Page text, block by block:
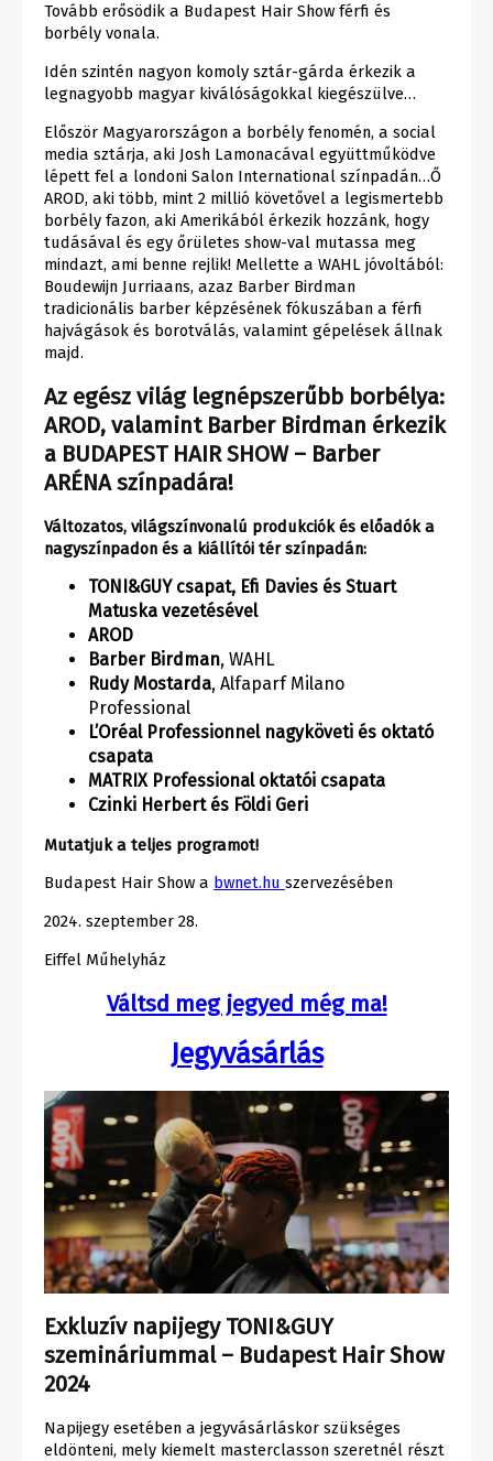
Tovább erősödik a Budapest Hair Show férfi és
borbély vonala.
Idén szintén nagyon komoly sztár-gárda érkezik a
legnagyobb magyar kiválóságokkal kiegészülve…
Először Magyarországon a borbély fenomén, a social
media sztárja, aki Josh Lamonacával együttműködve
lépett fel a londoni Salon International színpadán…Ő
AROD, aki több, mint 2 millió követővel a legismertebb
borbély fazon, aki Amerikából érkezik hozzánk, hogy
tudásával és egy őrületes show-val mutassa meg
mindazt, ami benne rejlik! Mellette a WAHL jóvoltából:
Boudewijn Jurriaans, azaz Barber Birdman
tradicionális barber képzésének fókuszában a férfi
hajvágások és borotválás, valamint gépelések állnak
majd.
Az egész világ legnépszerűbb borbélya:
AROD, valamint Barber Birdman érkezik
a BUDAPEST HAIR SHOW – Barber
ARÉNA színpadára!
Változatos, világszínvonalú produkciók és előadók a
nagyszínpadon és a kiállítói tér színpadán:
TONI&GUY csapat, Efi Davies és Stuart
Matuska vezetésével
AROD
Barber Birdman, WAHL
Rudy Mostarda, Alfaparf Milano
Professional
L’Oréal Professionnel nagyköveti és oktató
csapata
MATRIX Professional oktatói csapata
Czinki Herbert és Földi Geri
Mutatjuk a teljes programot!
Budapest Hair Show a bwnet.hu szervezésében
2024. szeptember 28.
Eiffel Műhelyház
Váltsd meg jegyed még ma!
Jegyvásárlás
Exkluzív napijegy TONI&GUY
szemináriummal – Budapest Hair Show
2024
Napijegy esetében a jegyvásárláskor szükséges
eldönteni, mely kiemelt masterclasson szeretnél részt